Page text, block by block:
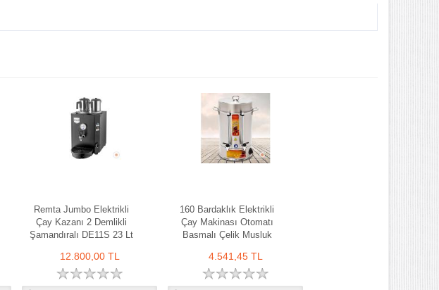
Remta Jumbo Elektrikli
Çay Kazanı 2 Demlikli
Şamandıralı DE11S 23 Lt
12.800,00 TL
160 Bardaklık Elektrikli
Çay Makinası Otomatı
Basmalı Çelik Musluk
4.541,45 TL